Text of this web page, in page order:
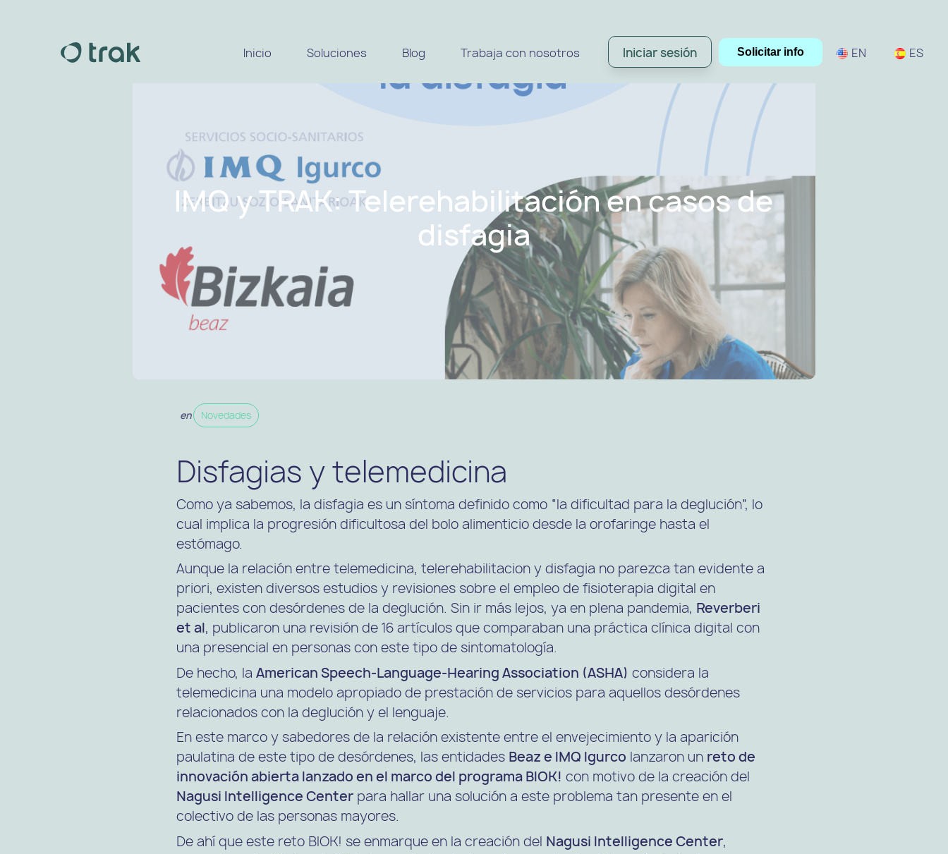
Inicio Soluciones Blog Trabaja con nosotros Iniciar sesión Solicitar info EN ES
IMQ y TRAK: Telerehabilitación en casos de
disfagia
en Novedades
Disfagias y telemedicina
Como ya sabemos, la disfagia es un síntoma definido como “la dificultad para la deglución”, lo
cual implica la progresión dificultosa del bolo alimenticio desde la orofaringe hasta el
estómago.
Aunque la relación entre telemedicina, telerehabilitacion y disfagia no parezca tan evidente a
priori, existen diversos estudios y revisiones sobre el empleo de fisioterapia digital en
pacientes con desórdenes de la deglución. Sin ir más lejos, ya en plena pandemia, Reverberi
et al, publicaron una revisión de 16 artículos que comparaban una práctica clínica digital con
una presencial en personas con este tipo de sintomatología.
De hecho, laAmerican Speech-Language-Hearing Association (ASHA) considera la
telemedicina una modelo apropiado de prestación de servicios para aquellos desórdenes
relacionados con la deglución y el lenguaje.
En este marco y sabedores de la relación existente entre el envejecimiento y la aparición
paulatina de este tipo de desórdenes, las entidades Beaze IMQ Igurco lanzaron un reto de
innovación abierta lanzado en el marco del programa BIOK! con motivo de la creación del
Nagusi Intelligence Center para hallar una solución a este problema tan presente en el
colectivo de las personas mayores.
De ahí que este reto BIOK! se enmarque en la creación del Nagusi Intelligence Center,